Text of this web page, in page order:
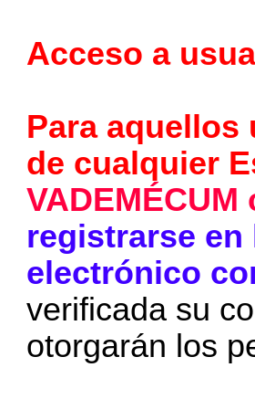
Acceso a
Para
de cualquier
registrarse en
electrónico
verificada su
otorgarán los